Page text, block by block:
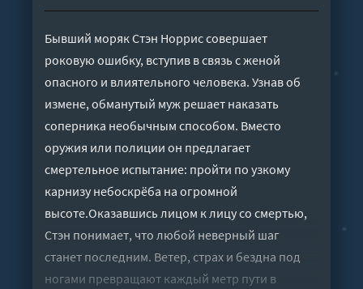
Бывший моряк Стэн Норрис совершает
роковую ошибку, вступив в связь с женой
опасного и влиятельного человека. Узнав об
измене, обманутый муж решает наказать
соперника необычным способом. Вместо
оружия или полиции он предлагает
смертельное испытание: пройти по узкому
карнизу небоскрёба на огромной
высоте.Оказавшись лицом к лицу со смертью,
Стэн понимает, что любой неверный шаг
станет последним. Ветер, страх и бездна под
ногами превращают каждый метр пути в